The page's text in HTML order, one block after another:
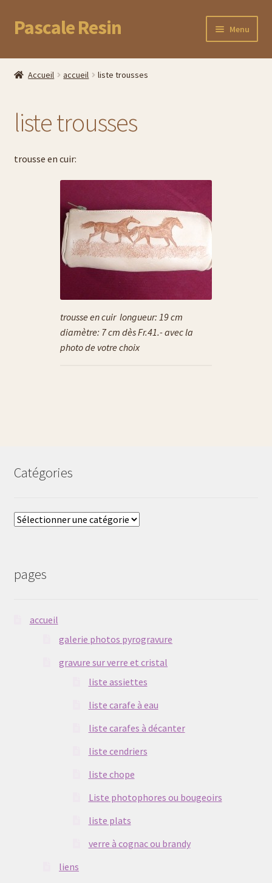
Aller
à
navigation
Aller
au
Pascale Resin Menu
Accueil
Commande
Panier
Suivez votre commande
Cadeaux uniques pour la fête des Mères
conditions générales
diverses expositions
liste carafe à décanter
liste plats
Liste verres à bière
galerie photos pyrogravure
gravure sur verre et cristal
liste trousses
Accueil accueil liste trousses
liste trousses
trousse en cuir:
trousse en cuir longueur: 19 cm
diamètre: 7 cm dès Fr.41.- avec la
photo de votre choix
Catégories
Catégories
pages
accueil
galerie photos pyrogravure
gravure sur verre et cristal
liste assiettes
liste carafe à eau
liste carafes à décanter
liste cendriers
liste chope
Liste photophores ou bougeoirs
liste plats
verre à cognac ou brandy
liens